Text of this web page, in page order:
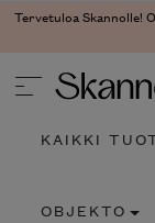
Tervetuloa Skannolle!
Type 2 or
KAIKKI
OBJEKTO